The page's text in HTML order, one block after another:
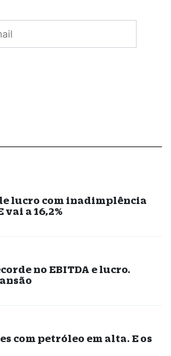
lucro com inadimplência
vai a 16,2%
no EBITDA e lucro.
com petróleo em alta. E os